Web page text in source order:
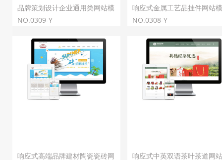
品牌策划设计企业通用类网站模
板
NO.0309-Y
响应式金属工艺品挂件网站
NO.0308-Y
响应式高端品牌建材陶瓷瓷砖网
响应式中英双语茶叶茶道网